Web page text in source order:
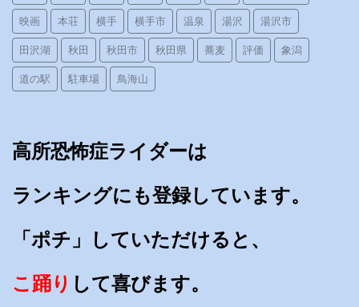
映画 本荘 横手 横手市 温泉 湯沢 湯沢市
田沢湖 秋田 秋田市 秋田県 蕎麦 評価 象潟
道の駅 駐車場 鳥海山
高所恐怖症ライダーは
ランキングにも登録しています。
「ポチ」していただけると、
こ踊り して喜びます。